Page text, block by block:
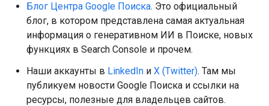
Блог Центра Google Поиска. Это официальный
блог, в котором представлена самая актуальная
информация о генеративном ИИ в Поиске, новых
функциях в Search Console и прочем.
Наши аккаунты в LinkedIn и X (Twitter). Там мы
публикуем новости Google Поиска и ссылки на
ресурсы, полезные для владельцев сайтов.